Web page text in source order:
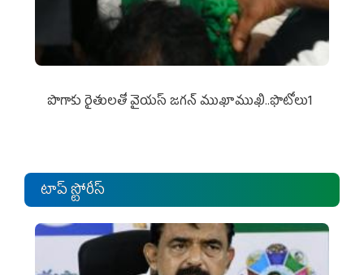
పొగాకు రైతుల‌తో వైయ‌స్ జ‌గ‌న్ ముఖాముఖి..ఫొటోలు1
టాప్ స్టోరీస్